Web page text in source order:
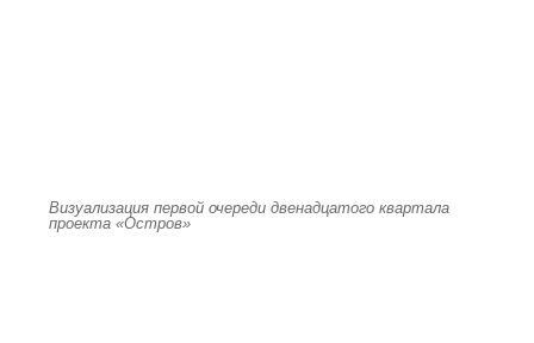
Визуализация первой очереди двенадцатого квартала
проекта «Остров»